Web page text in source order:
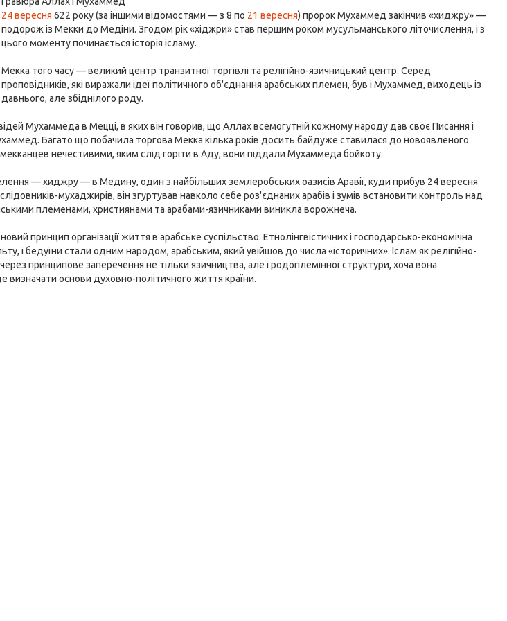
24 вересня 622 року (за іншими відомостями — з 8 по 21 вересня) пророк Мухаммед закінчив «хиджру» —
подорож із Мекки до Медіни. Згодом рік «хіджри» став першим роком мусульманського літочислення, і з
цього моменту починається історія ісламу.
Мекка того часу — великий центр транзитної торгівлі та релігійно-язичницький центр. Серед
проповідників, які виражали ідеї політичного об'єднання арабських племен, був і Мухаммед, виходець із
давнього, але збіднілого роду.
Мухаммеда в Мецці, в яких він говорив, що Аллах всемогутній кожному народу дав своє Писання і
Багато що побачила торгова Мекка кілька років досить байдуже ставилася до новоявленого
нечестивими, яким слід горіти в Аду, вони піддали Мухаммеда бойкоту.
— хиджру — в Медину, один з найбільших землеробських оазисів Аравії, куди прибув 24 вересня
мухаджирів, він згуртував навколо себе роз'єднаних арабів і зумів встановити контроль над
племенами, християнами та арабами-язичниками виникла ворожнеча.
принцип організації життя в арабське суспільство. Етнолінгвістичних і господарсько-економічна
і бедуїни стали одним народом, арабським, який увійшов до числа «історичних». Іслам як релігійно-
принципове заперечення не тільки язичництва, але і родоплемінної структури, хоча вона
основи духовно-політичного життя країни.